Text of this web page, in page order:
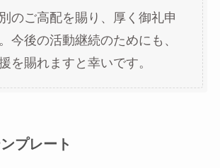
のご高配を賜り、厚く御礼申
今後の活動継続のためにも、
を賜れますと幸いです。
プレート